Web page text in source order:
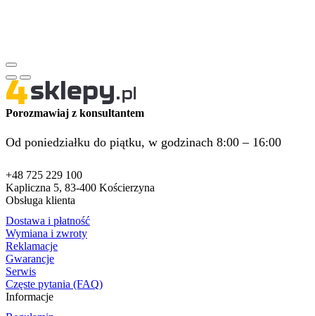
Porozmawiaj z konsultantem
Od poniedziałku do piątku, w godzinach 8:00 – 16:00
+48 725 229 100
Kapliczna 5, 83-400 Kościerzyna
Obsługa klienta
Dostawa i płatność
Wymiana i zwroty
Reklamacje
Gwarancje
Serwis
Częste pytania (FAQ)
Informacje